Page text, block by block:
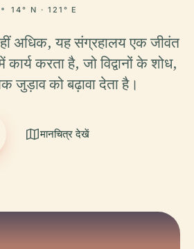
14° N · 121° E
अधिक, यह संग्रहालय एक जीवंत
करता है, जो विद्वानों के शोध,
जुड़ाव को बढ़ावा देता है।
मानचित्र देखें